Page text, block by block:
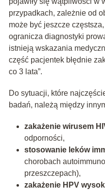
przypadkach, zależnie od
może być jeszcze
ogranicza diagnostyki
istnieją wskazania
część pacjentek błędnie
co 3 lata”.
Do sytuacji, które
badań, należą między
zakażenie wirusem
odporności,
stosowanie leków
chorobach
przeszczepach),
zakażenie HPV